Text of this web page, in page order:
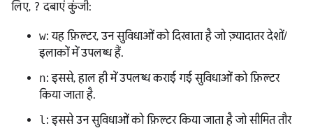
लिए, ? दबाएं कुंजी:
w: यह फ़िल्टर, उन सुविधाओं को दिखाता है जो ज़्यादातर देशों/
इलाकों में उपलब्ध हैं.
n: इससे, हाल ही में उपलब्ध कराई गई सुविधाओं को फ़िल्टर
किया जाता है.
l: इससे उन सुविधाओं को फ़िल्टर किया जाता है जो सीमित तौर